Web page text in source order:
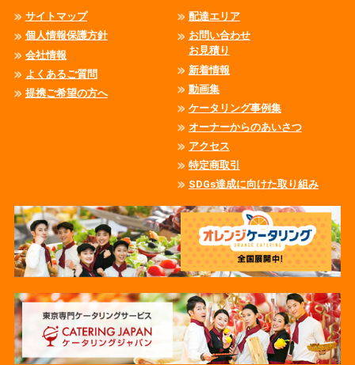
サイトマップ
個人情報保護方針
会社情報
よくあるご質問
提携ご希望の方へ
配達エリア
お問い合わせ
お見積り
新着情報
動画集
ケータリング事例集
オーナーからのあいさつ
アクセス
特定商取引
SDGs達成に向けた取り組み